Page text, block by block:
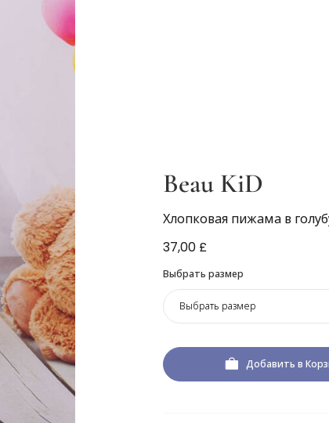
Beau KiD
Хлопковая пижама в
37,00 £
Выбрать размер
Выбрать размер
Добавить в